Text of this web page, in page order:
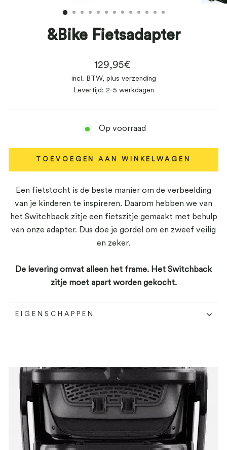
&Bike Fietsadapter
Normale
prijs
129,95€
incl. BTW, plus verzending
Levertijd: 2-5 werkdagen
Op voorraad
TOEVOEGEN AAN WINKELWAGEN
Een fietstocht is de beste manier om de verbeelding
van je kinderen te inspireren. Daarom hebben we van
het Switchback zitje een fietszitje gemaakt met behulp
van onze adapter. Dus doe je gordel om en zweef veilig
en zeker.
De levering omvat alleen het frame. Het Switchback
zitje moet apart worden gekocht.
EIGENSCHAPPEN